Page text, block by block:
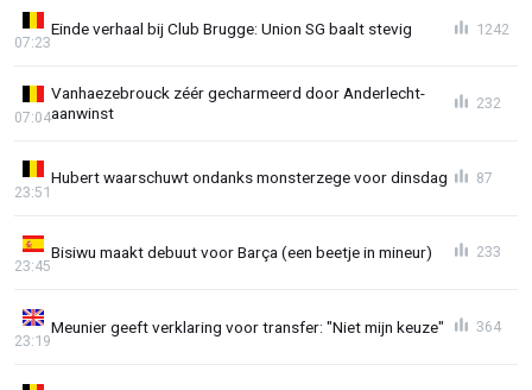
Einde verhaal bij Club Brugge: Union SG baalt stevig
07:23
1242
Vanhaezebrouck zéér gecharmeerd door Anderlecht-
aanwinst
07:04
232
Hubert waarschuwt ondanks monsterzege voor dinsdag
23:51
87
Bisiwu maakt debuut voor Barça (een beetje in mineur)
23:45
233
Meunier geeft verklaring voor transfer: "Niet mijn keuze"
23:19
364